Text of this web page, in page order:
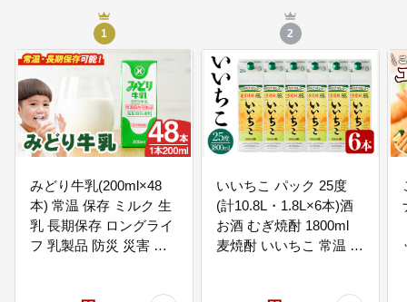
06
4-4宇佐地域(高家)地区を応援
【高家】地区まちづくり協議会を
応援する
07
4-5宇佐地域(横山)地区を応援
【横山】地区まちづくり協議会を
応援する
1
みどり牛乳(200ml×48
本) 常温 保存 ミルク 生
乳 長期保存 ロングライ
フ 乳製品 防災 災害 備
2
いいちこ パック 25度
(計10.8L・1.8L×6本)酒
お酒 むぎ焼酎 1800ml
麦焼酎 いいちこ 常温 三